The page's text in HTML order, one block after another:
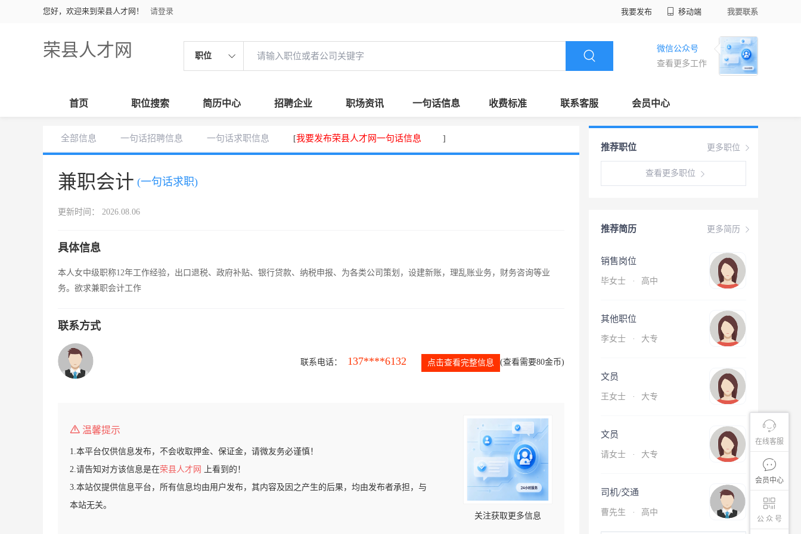
您好，欢迎来到荣县人才网！ 请登录 我要发布 移动端 我要联系
荣县人才网 职位
微信公众号
查看更多工作
首页 职位搜索 简历中心 招聘企业 职场资讯 一句话信息 收费标准 联系客服 会员中心
在线客服
会员中心
公 众 号
全部信息 一句话招聘信息 一句话求职信息 [我要发布荣县人才网一句话信息 ]
兼职会计 (一句话求职)
更新时间： 2026.08.06
具体信息
本人女中级职称12年工作经验，出口退税、政府补贴、银行贷款、纳税申报、为各类公司策划，设建新账，理乱账业务，财务咨询等业
务。欲求兼职会计工作
联系方式
联系电话： 137****6132 点击查看完整信息 (查看需要80金币)
温馨提示
1.本平台仅供信息发布，不会收取押金、保证金，请微友务必谨慎！
2.请告知对方该信息是在荣县人才网
上看到的！
3.本站仅提供信息平台，所有信息均由用户发布，其内容及因之产生的后果，均由发布者承担，与
本站无关。
关注获取更多信息
更多职位
推荐职位
查看更多职位
更多简历
推荐简历
销售岗位
毕女士 · 高中
其他职位
李女士 · 大专
文员
王女士 · 大专
文员
请女士 · 大专
司机/交通
曹先生 · 高中